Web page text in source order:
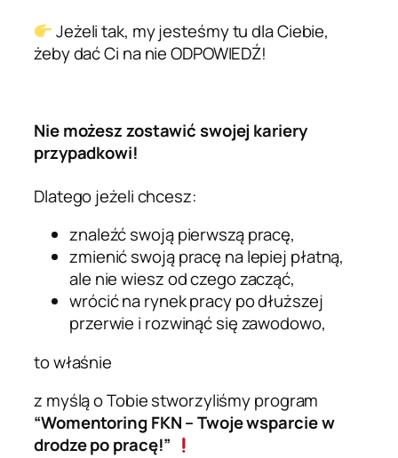
Jeżeli tak, my jesteśmy tu dla Ciebie,
żeby dać Ci na nie ODPOWIEDŹ!
Nie możesz zostawić swojej kariery
przypadkowi!
Dlatego jeżeli chcesz:
znaleźć swoją pierwszą pracę,
zmienić swoją pracę na lepiej płatną,
ale nie wiesz od czego zacząć,
wrócić na rynek pracy po dłuższej
przerwie i rozwinąć się zawodowo,
to właśnie
z myślą o Tobie stworzyliśmy program
“Womentoring FKN – Twoje wsparcie w
drodze po pracę!”